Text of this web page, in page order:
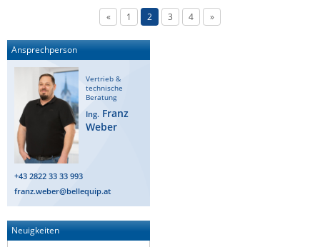
« 1 2 3 4 »
Ansprechperson
Vertrieb &
technische
Beratung
Ing. Franz
Weber
+43 2822 33 33 993
franz.weber@bellequip.at
Neuigkeiten